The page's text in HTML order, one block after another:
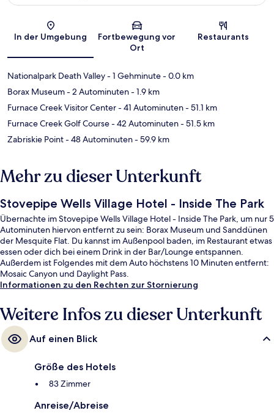
Karte
In der Umgebung
Fortbewegung vor
Ort
Restaurants
Nationalpark Death Valley- 1 Gehminute- 0.0 km
Borax Museum- 2 Autominuten- 1.9 km
Furnace Creek Visitor Center- 41 Autominuten- 51.1 km
Furnace Creek Golf Course- 42 Autominuten- 51.5 km
Zabriskie Point- 48 Autominuten- 59.9 km
Mehr zu dieser Unterkunft
Stovepipe Wells Village Hotel - Inside The Park
Übernachte im Stovepipe Wells Village Hotel - Inside The Park, um nur 5
Autominuten hiervon entfernt zu sein: Borax Museum und Sanddünen
der Mesquite Flat. Du kannst im Außenpool baden, im Restaurant etwas
essen oder dich bei einem Drink in der Bar/Lounge entspannen.
Außerdem ist Folgendes mit dem Auto höchstens 10 Minuten entfernt:
Mosaic Canyon und Daylight Pass.
Informationen zu den Rechten zur Stornierung
Weitere Infos zu dieser Unterkunft
Auf einen Blick
Größe des Hotels
83 Zimmer
Anreise/Abreise